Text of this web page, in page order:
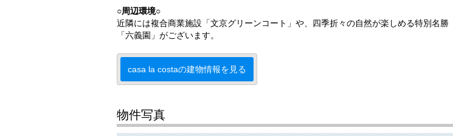
○周辺環境○
近隣には複合商業施設「文京グリーンコート」や、四季折々の自然が楽しめる特別名勝
「六義園」がございます。
casa la costaの建物情報を見る
物件写真